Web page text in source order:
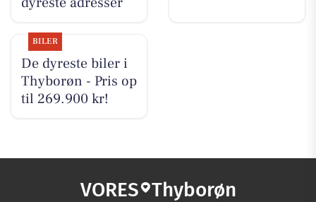
BILER
De dyreste biler i
Thyborøn - Pris op
til 269.900 kr!
VORES Thyborøn